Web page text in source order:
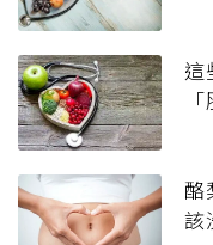
這
酪
該